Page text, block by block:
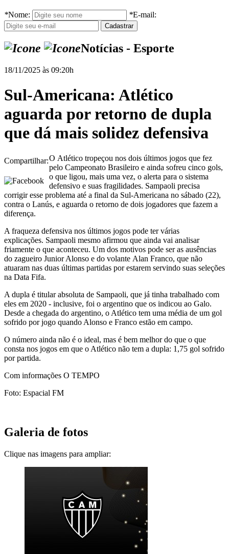
*Nome: *E-mail:
Notícias - Esporte
18/11/2025 às 09:20h
Sul-Americana: Atlético
aguarda por retorno de dupla
que dá mais solidez defensiva
Compartilhar:O Atlético tropeçou nos dois últimos jogos que fez
pelo Campeonato Brasileiro e ainda sofreu cinco gols,
o que ligou, mais uma vez, o alerta para o sistema
defensivo e suas fragilidades. Sampaoli precisa
corrigir esse problema até a final da Sul-Americana no sábado (22),
contra o Lanús, e aguarda o retorno de dois jogadores que fazem a
diferença.
A fraqueza defensiva nos últimos jogos pode ter várias
explicações. Sampaoli mesmo afirmou que ainda vai analisar
friamente o que aconteceu. Um dos motivos pode ser as ausências
do zagueiro Junior Alonso e do volante Alan Franco, que não
atuaram nas duas últimas partidas por estarem servindo suas seleções
na Data Fifa.
A dupla é titular absoluta de Sampaoli, que já tinha trabalhado com
eles em 2020 - inclusive, foi o argentino que os indicou ao Galo.
Desde a chegada do argentino, o Atlético tem uma média de um gol
sofrido por jogo quando Alonso e Franco estão em campo.
O número ainda não é o ideal, mas é bem melhor do que o que
consta nos jogos em que o Atlético não tem a dupla: 1,75 gol sofrido
por partida.
Com informações O TEMPO
Foto: Espacial FM
Galeria de fotos
Clique nas imagens para ampliar: